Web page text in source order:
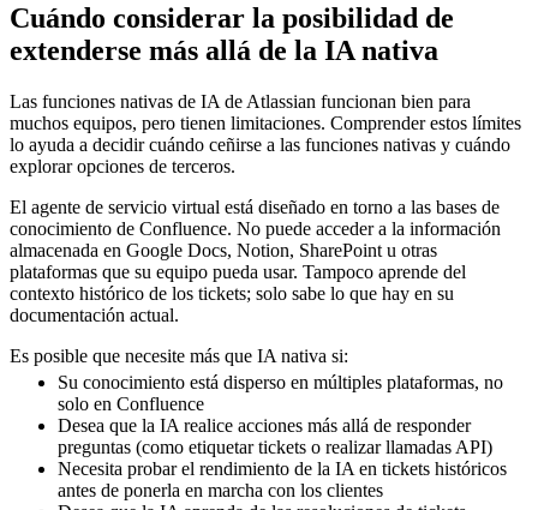
Cuándo considerar la posibilidad de
extenderse más allá de la IA nativa
Las funciones nativas de IA de Atlassian funcionan bien para
muchos equipos, pero tienen limitaciones. Comprender estos límites
lo ayuda a decidir cuándo ceñirse a las funciones nativas y cuándo
explorar opciones de terceros.
El agente de servicio virtual está diseñado en torno a las bases de
conocimiento de Confluence. No puede acceder a la información
almacenada en Google Docs, Notion, SharePoint u otras
plataformas que su equipo pueda usar. Tampoco aprende del
contexto histórico de los tickets; solo sabe lo que hay en su
documentación actual.
Es posible que necesite más que IA nativa si:
Su conocimiento está disperso en múltiples plataformas, no
solo en Confluence
Desea que la IA realice acciones más allá de responder
preguntas (como etiquetar tickets o realizar llamadas API)
Necesita probar el rendimiento de la IA en tickets históricos
antes de ponerla en marcha con los clientes